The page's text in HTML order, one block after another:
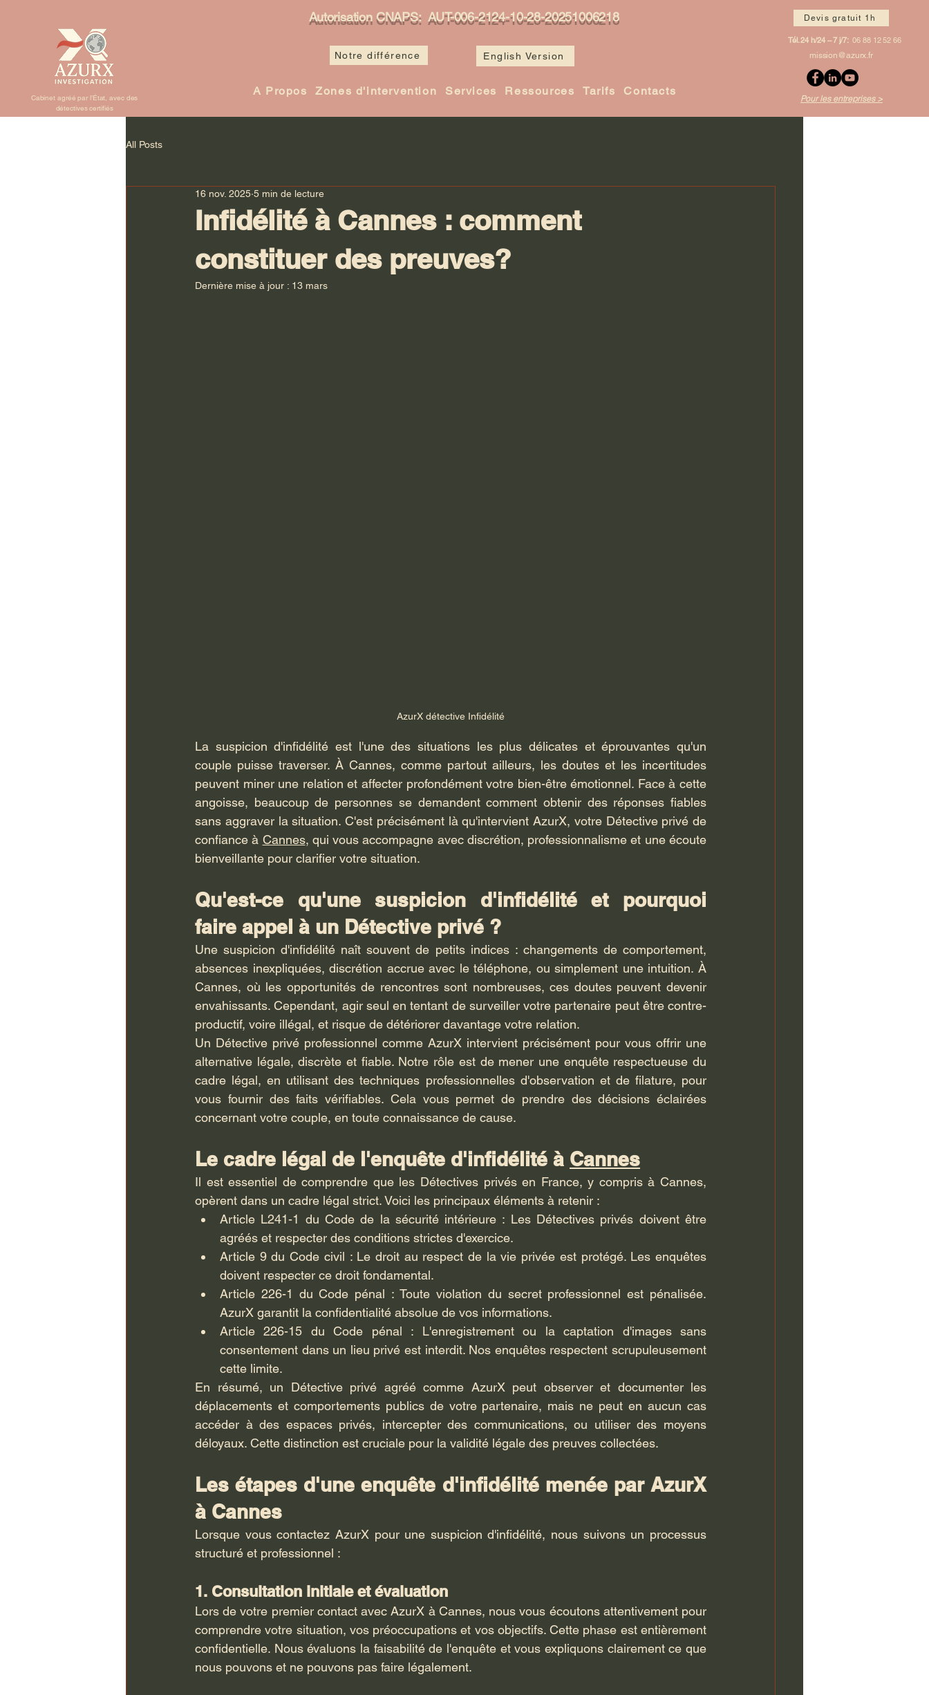
Cabinet agréé par l’État, avec des
détectives certifiés
Autorisation CNAPS: AUT-006-2124-10-28-20251006218
Notre différence English Version
A Propos Zones d'intervention Services Ressources Tarifs Contacts
Devis gratuit 1h
Tél. 24 h/24 – 7 j/7: 06 88 12 52 66
mission@azurx.fr
Pour les entreprises >
All Posts
Infidélité à Cannes : comment
constituer des preuves?
16 nov. 2025 5 min de lecture
Dernière mise à jour : 13 mars
AzurX détective Infidélité
La suspicion d'infidélité est l'une des situations les plus délicates et éprouvantes qu'un
couple puisse traverser. À Cannes, comme partout ailleurs, les doutes et les incertitudes
peuvent miner une relation et affecter profondément votre bien-être émotionnel. Face à cette
angoisse, beaucoup de personnes se demandent comment obtenir des réponses fiables
sans aggraver la situation. C'est précisément là qu'intervient AzurX, votre Détective privé de
confiance à Cannes, qui vous accompagne avec discrétion, professionnalisme et une écoute
bienveillante pour clarifier votre situation.
Qu'est-ce qu'une suspicion d'infidélité et pourquoi
faire appel à un Détective privé ?
Une suspicion d'infidélité naît souvent de petits indices : changements de comportement,
absences inexpliquées, discrétion accrue avec le téléphone, ou simplement une intuition. À
Cannes, où les opportunités de rencontres sont nombreuses, ces doutes peuvent devenir
envahissants. Cependant, agir seul en tentant de surveiller votre partenaire peut être contre-
productif, voire illégal, et risque de détériorer davantage votre relation.
Un Détective privé professionnel comme AzurX intervient précisément pour vous offrir une
alternative légale, discrète et fiable. Notre rôle est de mener une enquête respectueuse du
cadre légal, en utilisant des techniques professionnelles d'observation et de filature, pour
vous fournir des faits vérifiables. Cela vous permet de prendre des décisions éclairées
concernant votre couple, en toute connaissance de cause.
Le cadre légal de l'enquête d'infidélité à Cannes
Il est essentiel de comprendre que les Détectives privés en France, y compris à Cannes,
opèrent dans un cadre légal strict. Voici les principaux éléments à retenir :
Article L241-1 du Code de la sécurité intérieure : Les Détectives privés doivent être
agréés et respecter des conditions strictes d'exercice.
Article 9 du Code civil : Le droit au respect de la vie privée est protégé. Les enquêtes
doivent respecter ce droit fondamental.
Article 226-1 du Code pénal : Toute violation du secret professionnel est pénalisée.
AzurX garantit la confidentialité absolue de vos informations.
Article 226-15 du Code pénal : L'enregistrement ou la captation d'images sans
consentement dans un lieu privé est interdit. Nos enquêtes respectent scrupuleusement
cette limite.
En résumé, un Détective privé agréé comme AzurX peut observer et documenter les
déplacements et comportements publics de votre partenaire, mais ne peut en aucun cas
accéder à des espaces privés, intercepter des communications, ou utiliser des moyens
déloyaux. Cette distinction est cruciale pour la validité légale des preuves collectées.
Les étapes d'une enquête d'infidélité menée par AzurX
à Cannes
Lorsque vous contactez AzurX pour une suspicion d'infidélité, nous suivons un processus
structuré et professionnel :
1. Consultation initiale et évaluation
Lors de votre premier contact avec AzurX à Cannes, nous vous écoutons attentivement pour
comprendre votre situation, vos préoccupations et vos objectifs. Cette phase est entièrement
confidentielle. Nous évaluons la faisabilité de l'enquête et vous expliquons clairement ce que
nous pouvons et ne pouvons pas faire légalement.